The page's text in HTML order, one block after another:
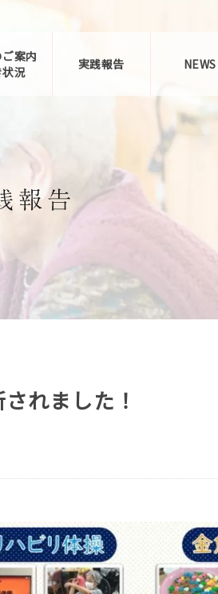
案内
況
実践報告 NEWS
れました！